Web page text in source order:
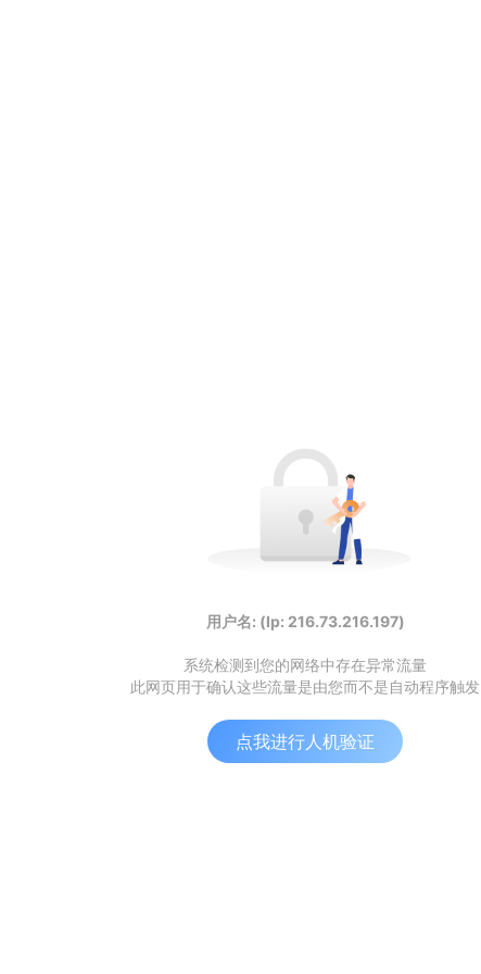
用户名: (Ip: 216.73.216.197)
系统检测到您的网络中存在异常流量
此网页用于确认这些流量是由您而不是自动程序触发
点我进行人机验证